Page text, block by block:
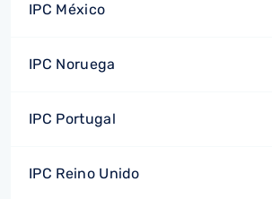
IPC México
IPC Noruega
IPC Portugal
IPC Reino Unido